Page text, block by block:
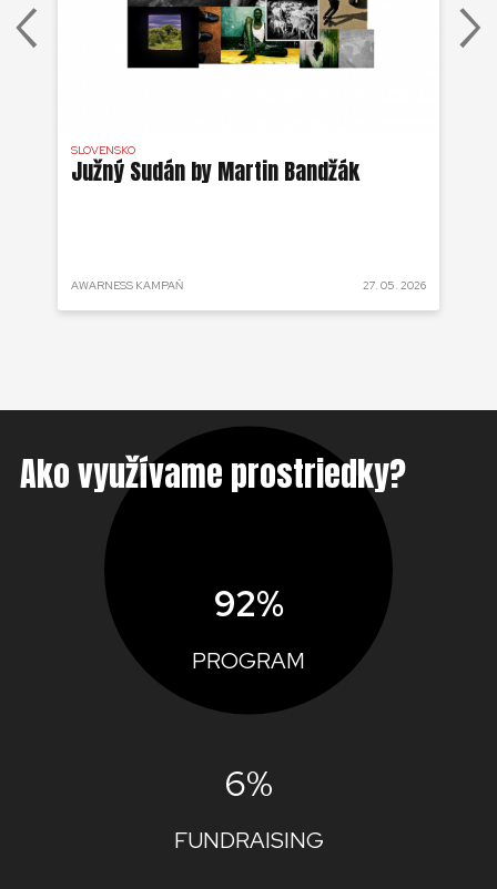
SLOVENSKO
Južný Sudán by Martin Bandžák
AWARNESS KAMPAŇ 27. 05. 2026
Ako využívame prostriedky?
92%
PROGRAM
6%
FUNDRAISING